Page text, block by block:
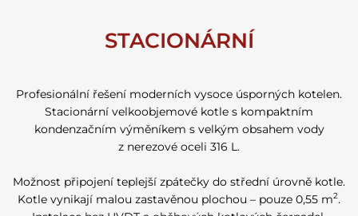
STACIONÁRNÍ
Profesionální řešení moderních vysoce úsporných kotelen.
Stacionární velkoobjemové kotle s kompaktním
kondenzačním výměníkem s velkým obsahem vody
z nerezové oceli 316 L.
Možnost připojení teplejší zpátečky do střední úrovně kotle.
Kotle vynikají malou zastavěnou plochou – pouze 0,55 m2.